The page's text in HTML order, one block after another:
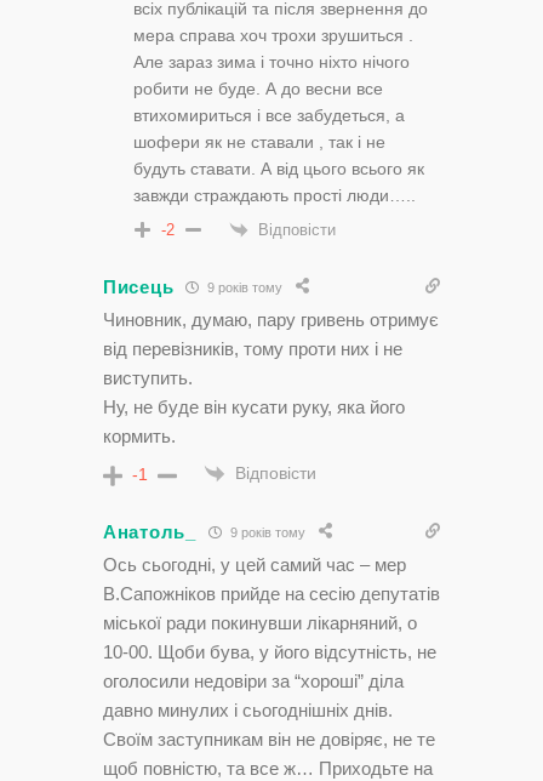
всіх публікацій та після звернення до
мера справа хоч трохи зрушиться .
Але зараз зима і точно ніхто нічого
робити не буде. А до весни все
втихомириться і все забудеться, а
шофери як не ставали , так і не
будуть ставати. А від цього всього як
завжди страждають прості люди…..
-2 Відповісти
Писець 9 років тому
Чиновник, думаю, пару гривень отримує
від перевізників, тому проти них і не
виступить.
Ну, не буде він кусати руку, яка його
кормить.
-1 Відповісти
Анатоль_ 9 років тому
Ось сьогодні, у цей самий час – мер
В.Сапожніков прийде на сесію депутатів
міської ради покинувши лікарняний, о
10-00. Щоби бува, у його відсутність, не
оголосили недовіри за “хороші” діла
давно минулих і сьогоднішніх днів.
Своїм заступникам він не довіряє, не те
щоб повністю, та все ж… Приходьте на